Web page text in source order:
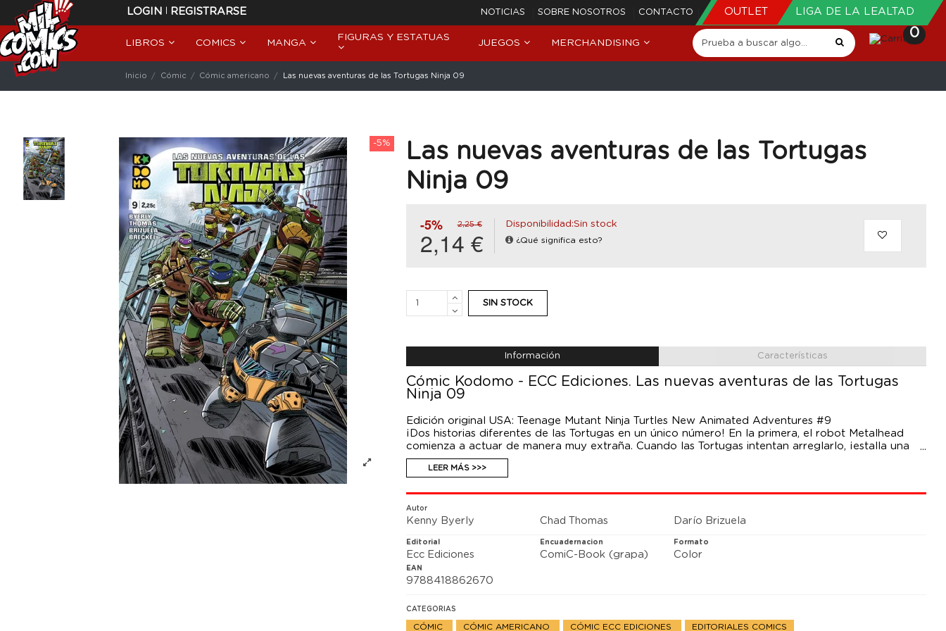
LOGIN | REGISTRARSE NOTICIAS SOBRE NOSOTROS CONTACTO OUTLET LIGA DE LA LEALTAD
LIBROS COMICS MANGA
FIGURAS Y ESTATUAS
JUEGOS MERCHANDISING
0
Inicio Cómic Cómic americano Las nuevas aventuras de las Tortugas Ninja 09
-5%
Las nuevas aventuras de las Tortugas
Ninja 09
-5% 2,25 €
2,14 €
Disponibilidad:Sin stock
¿Qué significa esto?
SIN STOCK
Información Características
Cómic Kodomo - ECC Ediciones. Las nuevas aventuras de las Tortugas
Ninja 09
Edición original USA: Teenage Mutant Ninja Turtles New Animated Adventures #9
¡Dos historias diferentes de las Tortugas en un único número! En la primera, el robot Metalhead
comienza a actuar de manera muy extraña. Cuando las Tortugas intentan arreglarlo, ¡estalla una
discusión entre Raph y Don! La segunda historia relata el asombroso origen del nuevo ojo morado
de Raph.
LEER MÁS >>>
Autor
Kenny Byerly Chad Thomas Darío Brizuela
Editorial
Ecc Ediciones
Encuadernacion
ComiC-Book (grapa)
Formato
Color
EAN
9788418862670
CATEGORIAS
CÓMIC CÓMIC AMERICANO CÓMIC ECC EDICIONES EDITORIALES COMICS